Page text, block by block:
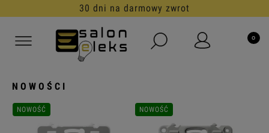
30 dni na darmowy zwrot
NOWOŚCI
NOWOŚĆ NOWOŚĆ